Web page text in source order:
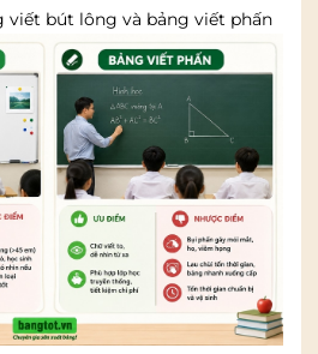
viết bút lông và bảng viết phấn